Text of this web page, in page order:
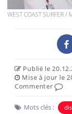
WEST COAST SURFER /
Publié le
Mise à jour le
Commenter
Mots clés :